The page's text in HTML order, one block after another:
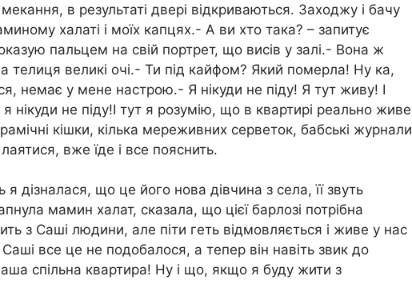
в результаті двері відкриваються. Заходжу і бачу
халаті і моїх капцях.- А ви хто така? – запитує
пальцем на свій портрет, що висів у залі.- Вона ж
телиця великі очі.- Ти під кайфом? Який померла! Ну ка,
немає у мене настрою.- Я нікуди не піду! Я тут живу! І
нікуди не піду!І тут я розумію, що в квартирі реально живе
кішки, кілька мереживних серветок, бабські журнали
вже їде і все пояснить.
дізналася, що це його нова дівчина з села, її звуть
мамин халат, сказала, що цієї барлозі потрібна
з Саші людини, але піти геть відмовляється і живе у нас
все це не подобалося, а тепер він навіть звик до
спільна квартира! Ну і що, якщо я буду жити з